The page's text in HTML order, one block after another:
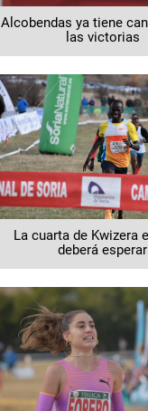
Alcobendas ya tiene
las victorias
La cuarta de Kwizera
deberá esperar